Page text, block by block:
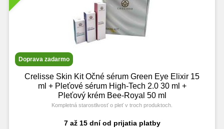
Doprava zadarmo
Crelisse Skin Kit Očné sérum Green Eye Elixir 15
ml + Pleťové sérum High-Tech 2.0 30 ml +
Pleťový krém Bee-Royal 50 ml
Kompletná starostlivosť o pleť v troch produktoch.
7 až 15 dní od prijatia platby